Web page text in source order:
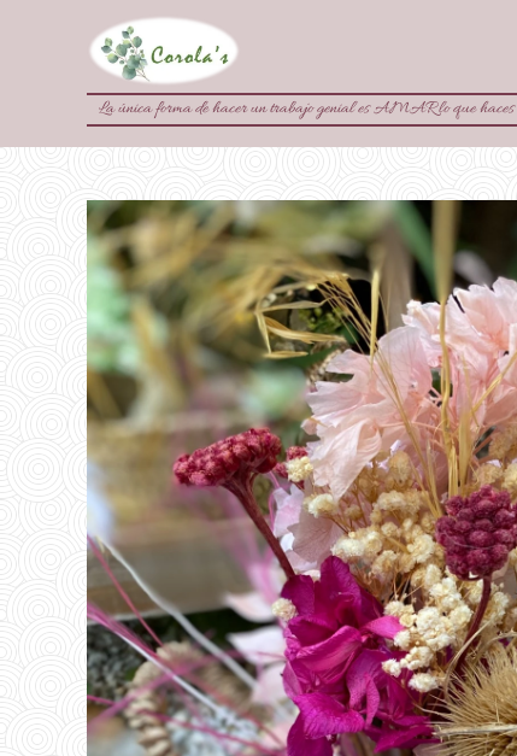
La única forma de hacer un trabajo genial es AMAR lo que haces